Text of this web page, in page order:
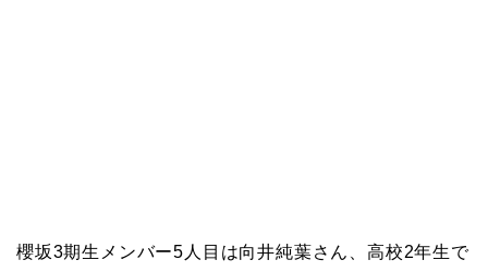
櫻坂3期生メンバー5人目は向井純葉さん、高校2年生で